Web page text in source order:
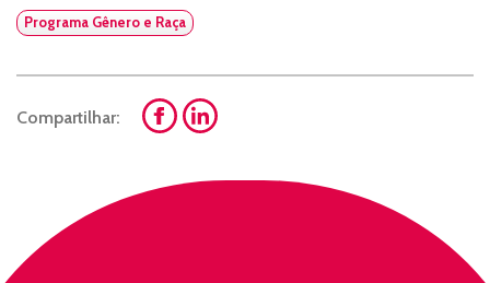
Programa Gênero e Raça
Compartilhar: